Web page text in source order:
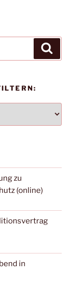
zu
(online)
in